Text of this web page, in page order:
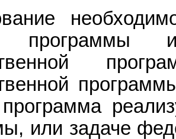
программы
или задаче